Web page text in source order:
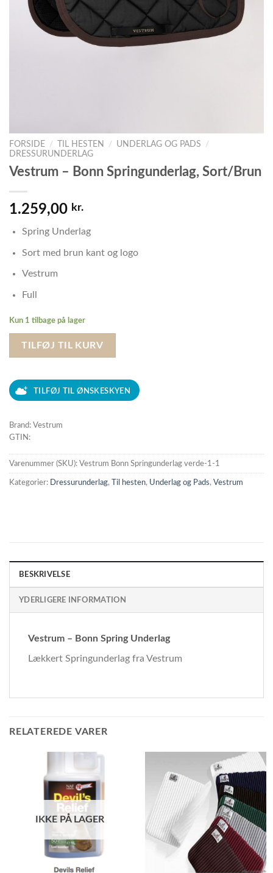
FORSIDE / TIL HESTEN / UNDERLAG OG PADS
/
DRESSURUNDERLAG
Vestrum – Bonn Springunderlag, Sort/Brun
1.259,00 kr.
Spring Underlag
Sort med brun kant og logo
Vestrum
Full
Kun 1 tilbage på lager
TILFØJ TIL KURV
TILFØJ TIL ØNSKESKYEN
Brand: Vestrum
GTIN:
Varenummer (SKU): Vestrum Bonn Springunderlag verde-1-1
Kategorier: Dressurunderlag, Til hesten, Underlag og Pads, Vestrum
BESKRIVELSE
YDERLIGERE INFORMATION
Vestrum – Bonn Spring Underlag
Lækkert Springunderlag fra Vestrum
RELATEREDE VARER
IKKE PÅ LAGER